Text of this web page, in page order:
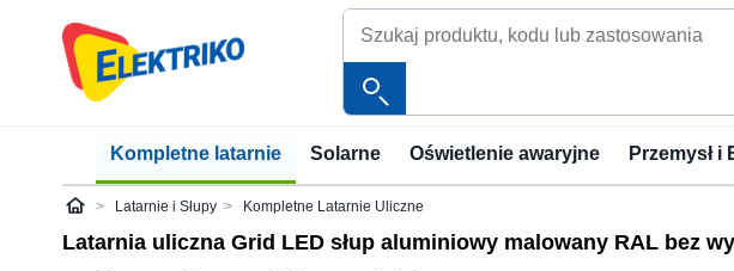
Kompletne latarnie Solarne Oświetlenie awaryjne Przemysł i
ElektrikoLatarnie i Słupy Kompletne Latarnie Uliczne
Latarnia uliczna Grid LED słup aluminiowy malowany RAL bez